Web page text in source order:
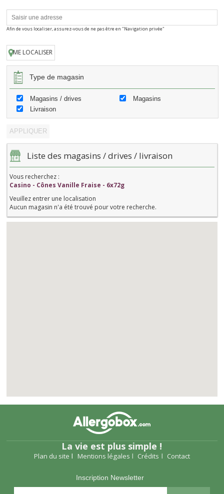
Afin de vous localiser, assurez-vous de ne pas être en "Navigation privée"
ME LOCALISER
Type de magasin
Magasins / drives
Magasins
Livraison
Liste des magasins / drives / livraison
Vous recherchez :
Casino - Cônes Vanille Fraise - 6x72g
Veuillez entrer une localisation
Aucun magasin n'a été trouvé pour votre recherche.
La vie est plus simple !
Plan du site Mentions légales Crédits Contact
Inscription Newsletter